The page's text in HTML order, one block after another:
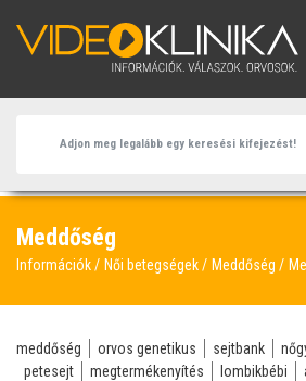
Meddőség
Információk Női betegségek Meddőség
meddőség orvos genetikus sejtbank
petesejt
megtermékenyítés lombikbébi